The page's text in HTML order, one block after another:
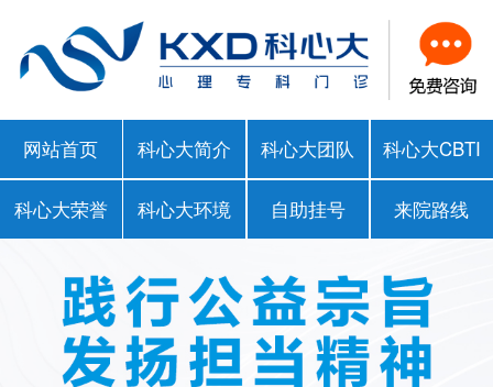
网站首页 科心大简介 科心大团队 科心大CBTI
科心大荣誉 科心大环境 自助挂号 来院路线